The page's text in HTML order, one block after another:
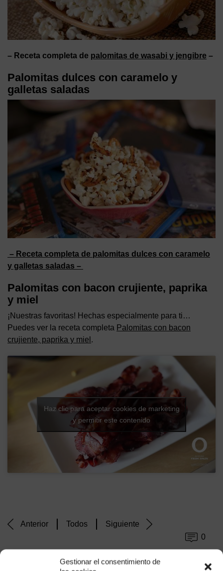
Gestionar el consentimiento de
– Receta completa de palomitas de wasabi y jengibre –
Palomitas dulces con caramelo y
galletas saladas
– Receta completa de palomitas dulces con caramelo
y galletas saladas –
Palomitas con bacon crujiente, paprika
y miel
¡Nuestras favoritas! Hechas especialmente para ti…
Puedes ver la receta completa Palomitas con bacon
crujiente, paprika y miel .
Haz clic para aceptar cookies de marketing
y permitir este contenido
Anterior Todos
Siguiente
0